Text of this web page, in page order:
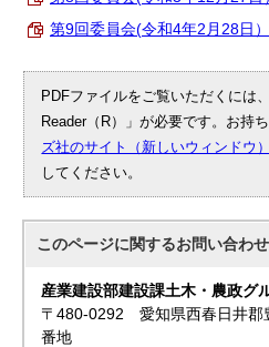
第9回委員会(令和4年2月28日
PDFファイルをご覧いただくには
Reader（R）」が必要です。お持
ズ社のサイト（新しいウィンドウ
してください。
このページに関するお問い合わせ
産業建設部建設課土木・農政グ
〒480-0292 愛知県西春日井郡
番地